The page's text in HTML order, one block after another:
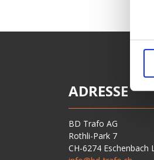
g
u
s
ADRESSE
BD Trafo AG
Rothli-Park 7
CH-6274 Eschenbach